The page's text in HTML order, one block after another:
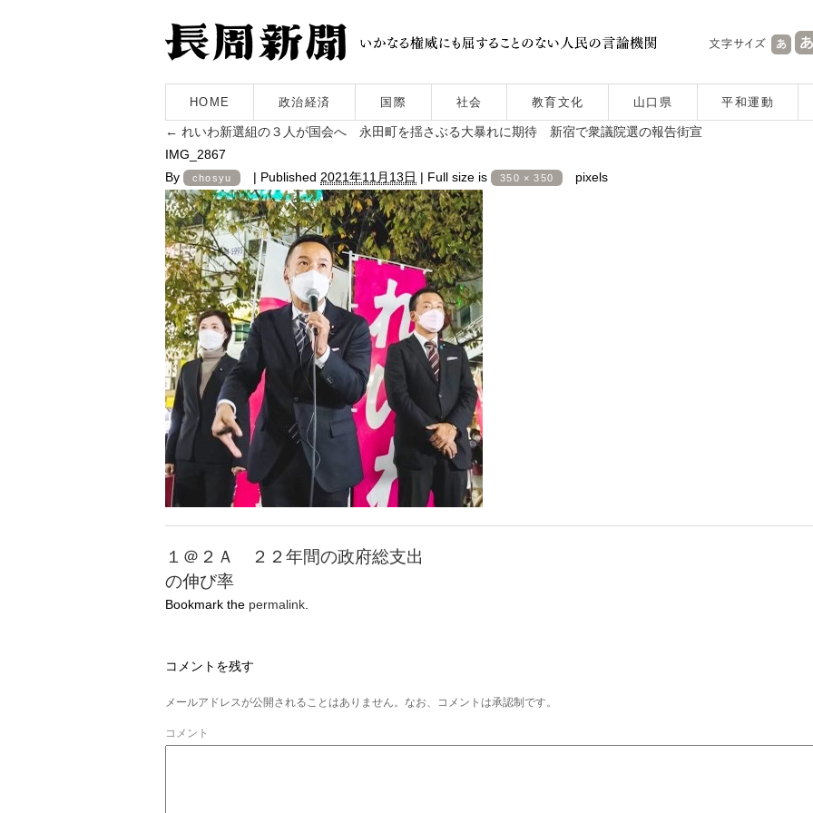
HOME 政治経済 国際 社会 教育文化 山口県 平和運動
← れいわ新選組の３人が国会へ 永田町を揺さぶる大暴れに期待 新宿で衆議院選の報告街宣
IMG_2867
By
chosyu | Published 2021年11月13日 | Full size is 350 × 350 pixels
１＠２Ａ ２２年間の政府総支出
の伸び率
Bookmark the permalink
コメントを残す
メールアドレスが公開されることはありません。なお、コメントは承認制です。
コメント